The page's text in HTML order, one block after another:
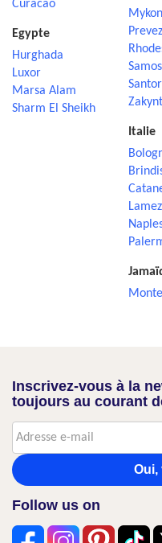
Curacao
Egypte
Hurghada
Luxor
Marsa Alam
Sharm El Sheikh
Samos
Italie
Inscrivez-vous à la
toujours au courant
Oui,
Follow us on